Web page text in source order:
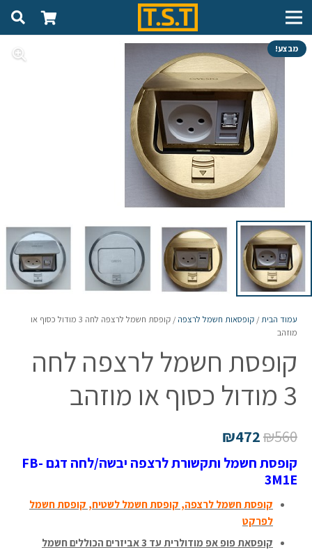
מבצע!
עמוד הבית/ קופסאות חשמל לרצפה
/ קופסת חשמל לרצפה לחה 3 מודול כסוף או
מוזהב
קופסת חשמל לרצפה לחה
3 מודול כסוף או מוזהב
₪560
₪472
קופסת חשמל ותקשורת לרצפה יבשה/לחה דגם FB-
3M1E
קופסת חשמל לרצפה, קופסת חשמל לשטיח, קופסת חשמל
לפרקט
קופסאת פופ אפ מודולרית עד 3 אביזרים הכוללים חשמל